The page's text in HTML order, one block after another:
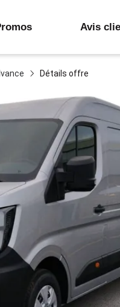
Avis
Détails offre